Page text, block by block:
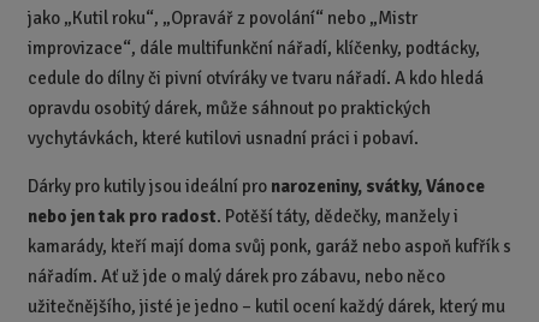
jako „Kutil roku“, „Opravář z povolání“ nebo „Mistr
improvizace“, dále multifunkční nářadí, klíčenky, podtácky,
cedule do dílny či pivní otvíráky ve tvaru nářadí. A kdo hledá
opravdu osobitý dárek, může sáhnout po praktických
vychytávkách, které kutilovi usnadní práci i pobaví.
Dárky pro kutily jsou ideální pro narozeniny, svátky, Vánoce
nebo jen tak pro radost. Potěší táty, dědečky, manžely i
kamarády, kteří mají doma svůj ponk, garáž nebo aspoň kufřík s
nářadím. Ať už jde o malý dárek pro zábavu, nebo něco
užitečnějšího, jisté je jedno – kutil ocení každý dárek, který mu